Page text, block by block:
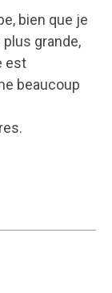
bien que je
grande,
est
beaucoup